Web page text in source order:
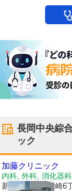
長岡中央綜
ック
加藤クリニック
内科, 外科, 消化器
新潟県長岡市川崎6